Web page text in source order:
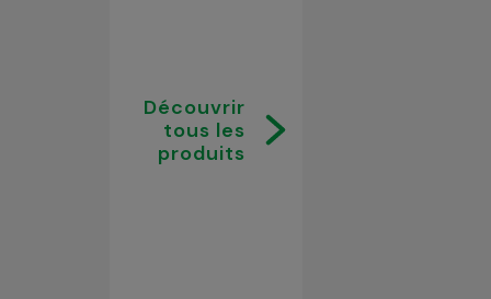
Découvrir
tous les
produits